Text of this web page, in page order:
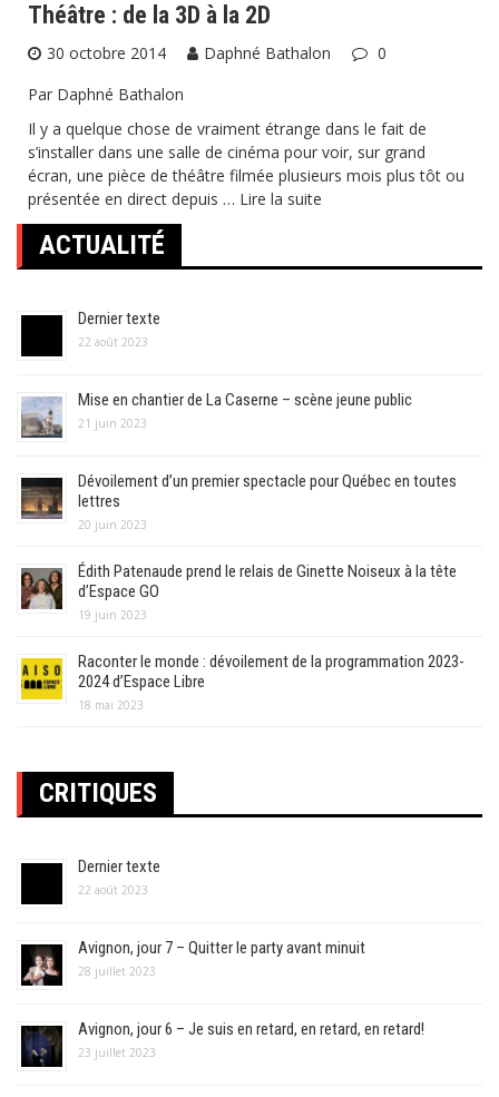
Théâtre : de la 3D à la 2D
30 octobre 2014 Daphné Bathalon
0
Par Daphné Bathalon
Il y a quelque chose de vraiment étrange dans le fait de
s’installer dans une salle de cinéma pour voir, sur grand
écran, une pièce de théâtre filmée plusieurs mois plus tôt ou
présentée en direct depuis … Lire la suite
ACTUALITÉ
Dernier texte
22 août 2023
Mise en chantier de La Caserne – scène jeune public
21 juin 2023
Dévoilement d’un premier spectacle pour Québec en toutes
lettres
20 juin 2023
Édith Patenaude prend le relais de Ginette Noiseux à la tête
d’Espace GO
19 juin 2023
Raconter le monde : dévoilement de la programmation 2023-
2024 d’Espace Libre
18 mai 2023
CRITIQUES
Dernier texte
22 août 2023
Avignon, jour 7 – Quitter le party avant minuit
28 juillet 2023
Avignon, jour 6 – Je suis en retard, en retard, en retard!
23 juillet 2023